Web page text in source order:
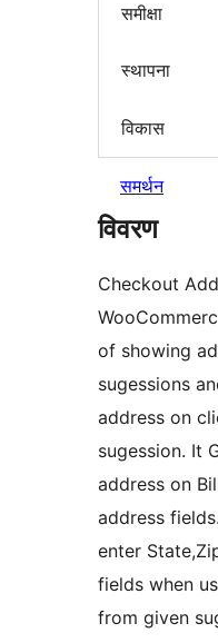
समीक्षा
स्थापना
विकास
समर्थन
विवरण
Checkout
of showing
sugessions
address on
sugession. It
address on
address
enter
fields when
from given